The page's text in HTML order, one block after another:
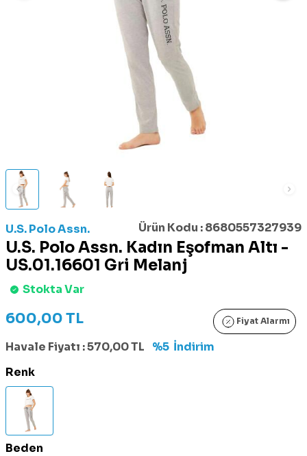
U.S. Polo Assn. Ürün Kodu :8680557327939
U.S. Polo Assn. Kadın Eşofman Altı -
US.01.16601 Gri Melanj
Stokta Var
600,00TL Fiyat Alarmı
Havale Fiyatı :570,00TL %5 İndirim
Renk
Beden